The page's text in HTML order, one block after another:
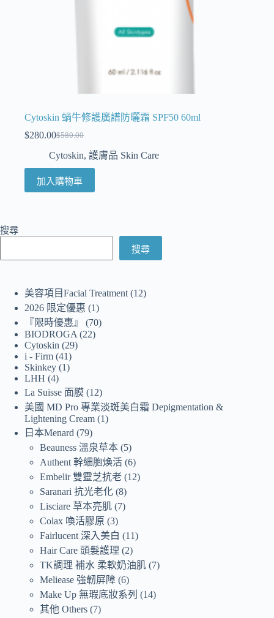
Cytoskin 蝸牛修護廣譜防曬霜 SPF50 60ml
$580.00
$280.00
Cytoskin, 護膚品 Skin Care
加入購物車
搜尋
搜尋
美容項目Facial Treatment 12
2026 限定優惠
1
『限時優惠』
70
BIODROGA
22
Cytoskin
29
i - Firm 41
Skinkey 1
LHH 4
La Suisse 面膜 12
美國 MD Pro 專業淡斑美白霜 Depigmentation &
Lightening Cream 1
日本Menard
79
Beauness 溫泉草本 5
Authent 幹細胞煥活 6
Embelir 雙靈芝抗老 12
Saranari 抗光老化 8
Lisciare 草本亮肌 7
Colax 喚活膠原 3
Fairlucent 深入美白
11
Hair Care 頭髮護理
2
TK調理 補水 柔軟奶油肌 7
Meliease 強韌屏障 6
Make Up 無瑕底妝系列
14
其他 Others 7